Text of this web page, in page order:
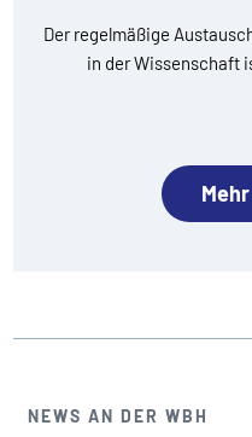
Der regelmäßige
in der Wissenschaft
NEWS AN DER WBH